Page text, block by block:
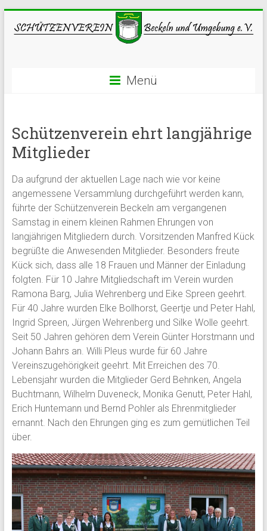
Menü
Schützenverein ehrt langjährige
Mitglieder
Da aufgrund der aktuellen Lage nach wie vor keine
angemessene Versammlung durchgeführt werden kann,
führte der Schützenverein Beckeln am vergangenen
Samstag in einem kleinen Rahmen Ehrungen von
langjährigen Mitgliedern durch. Vorsitzenden Manfred Kück
begrüßte die Anwesenden Mitglieder. Besonders freute
Kück sich, dass alle 18 Frauen und Männer der Einladung
folgten. Für 10 Jahre Mitgliedschaft im Verein wurden
Ramona Barg, Julia Wehrenberg und Eike Spreen geehrt.
Für 40 Jahre wurden Elke Bollhorst, Geertje und Peter Hahl,
Ingrid Spreen, Jürgen Wehrenberg und Silke Wolle geehrt.
Seit 50 Jahren gehören dem Verein Günter Horstmann und
Johann Bahrs an. Willi Pleus wurde für 60 Jahre
Vereinszugehörigkeit geehrt. Mit Erreichen des 70.
Lebensjahr wurden die Mitglieder Gerd Behnken, Angela
Buchtmann, Wilhelm Duveneck, Monika Genutt, Peter Hahl,
Erich Huntemann und Bernd Pohler als Ehrenmitglieder
ernannt. Nach den Ehrungen ging es zum gemütlichen Teil
über.